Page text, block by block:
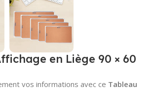
en Liège 90 × 60
vos informations avec ce Tableau